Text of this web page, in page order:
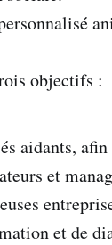
objectifs :
aidants,
et
et de